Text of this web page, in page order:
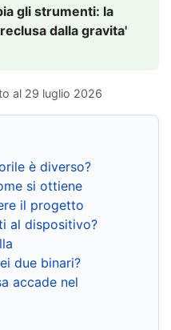
gli strumenti: la
dalla gravita'
al 29 luglio 2026
è diverso?
si ottiene
il progetto
al dispositivo?
due binari?
accade nel